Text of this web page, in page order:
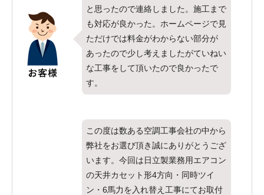
と思ったので連絡しました。施工まで
も対応が良かった。ホームページで見
ただけでは料金がわからない部分が
あったので少し考えましたがていねい
な工事をして頂いたので良かったで
す。
この度は数ある空調工事会社の中から
弊社をお選び頂き誠にありがとうござ
います。今回は日立製業務用エアコン
の天井カセット形4方向・同時ツイ
ン・6馬力を入れ替え工事にてお取付